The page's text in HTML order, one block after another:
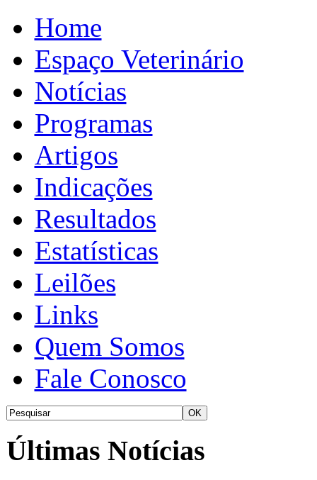
Home
Espaço Veterinário
Notícias
Programas
Artigos
Indicações
Resultados
Estatísticas
Leilões
Links
Quem Somos
Fale Conosco
Últimas Notícias